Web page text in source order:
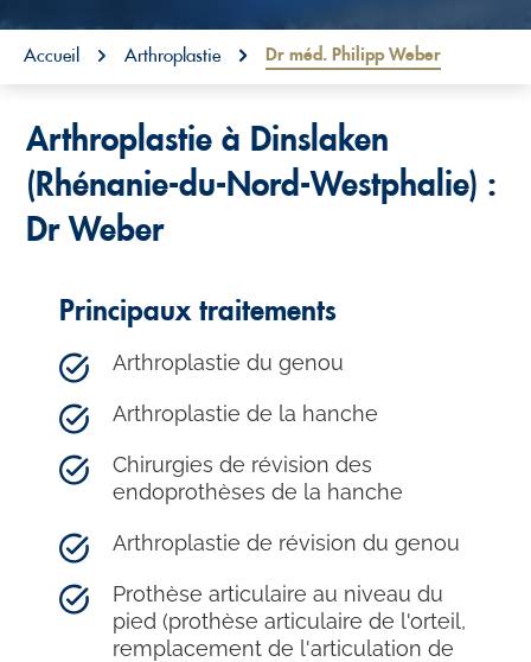
You are here:
Accueil Arthroplastie Dr méd. Philipp Weber
Arthroplastie à Dinslaken
(Rhénanie-du-Nord-Westphalie) :
Dr Weber
Principaux traitements
Arthroplastie du genou
Arthroplastie de la hanche
Chirurgies de révision des
endoprothèses de la hanche
Arthroplastie de révision du genou
Prothèse articulaire au niveau du
pied (prothèse articulaire de l'orteil,
remplacement de l'articulation de